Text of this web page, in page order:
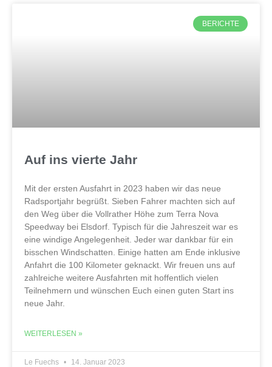
BERICHTE
Auf ins vierte Jahr
Mit der ersten Ausfahrt in 2023 haben wir das neue
Radsportjahr begrüßt. Sieben Fahrer machten sich auf
den Weg über die Vollrather Höhe zum Terra Nova
Speedway bei Elsdorf. Typisch für die Jahreszeit war es
eine windige Angelegenheit. Jeder war dankbar für ein
bisschen Windschatten. Einige hatten am Ende inklusive
Anfahrt die 100 Kilometer geknackt. Wir freuen uns auf
zahlreiche weitere Ausfahrten mit hoffentlich vielen
Teilnehmern und wünschen Euch einen guten Start ins
neue Jahr.
WEITERLESEN »
Le Fuechs 14. Januar 2023